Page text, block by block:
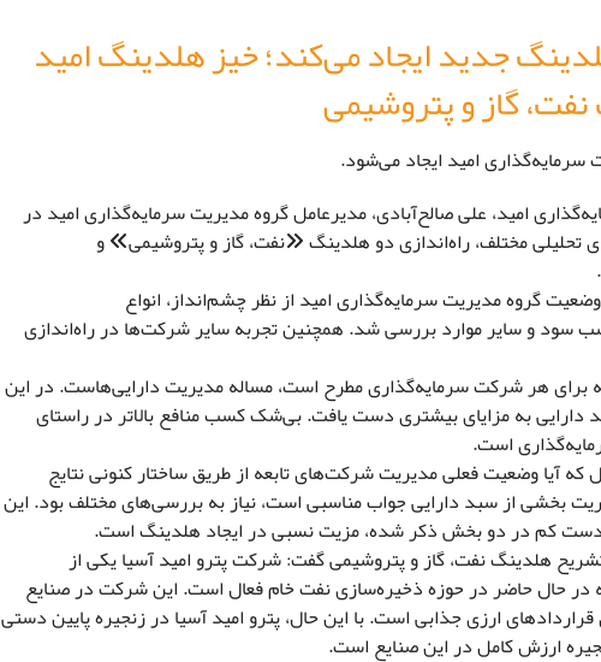
جدید ایجاد می‌کند؛ خیز هلدینگ امید
گاز و پتروشیمی
امید ایجاد می‌شود.
امید، علی صالح‌آبادی، مدیرعامل گروه مدیریت سرمایه‌گذاری امید در
تحلیلی مختلف، راه‌اندازی دو هلدینگ «نفت، گاز و پتروشیمی» و
گروه مدیریت سرمایه‌گذاری امید از نظر چشم‌انداز، انواع
سود و سایر موارد بررسی شد. همچنین تجربه سایر شرکت‌ها در راه‌اندازی
هر شرکت سرمایه‌گذاری مطرح است، مساله مدیریت دارایی‌هاست. در این
دارایی به مزایای بیشتری دست یافت. بی‌شک کسب منافع بالاتر در راستای
است.
که آیا وضعیت فعلی مدیریت شرکت‌های تابعه از طریق ساختار کنونی نتایج
بخشی از سبد دارایی جواب مناسبی است، نیاز به بررسی‌های مختلف بود. این
دست کم در دو بخش ذکر شده، مزیت نسبی در ایجاد هلدینگ است.
هلدینگ نفت، گاز و پتروشیمی گفت: شرکت پترو امید آسیا یکی از
در حال حاضر در حوزه ذخیره‌سازی نفت خام فعال است. این شرکت در صنایع
ارزی جذابی است. با این حال، پترو امید آسیا در زنجیره پایین دستی
ارزش کامل در این صنایع است.